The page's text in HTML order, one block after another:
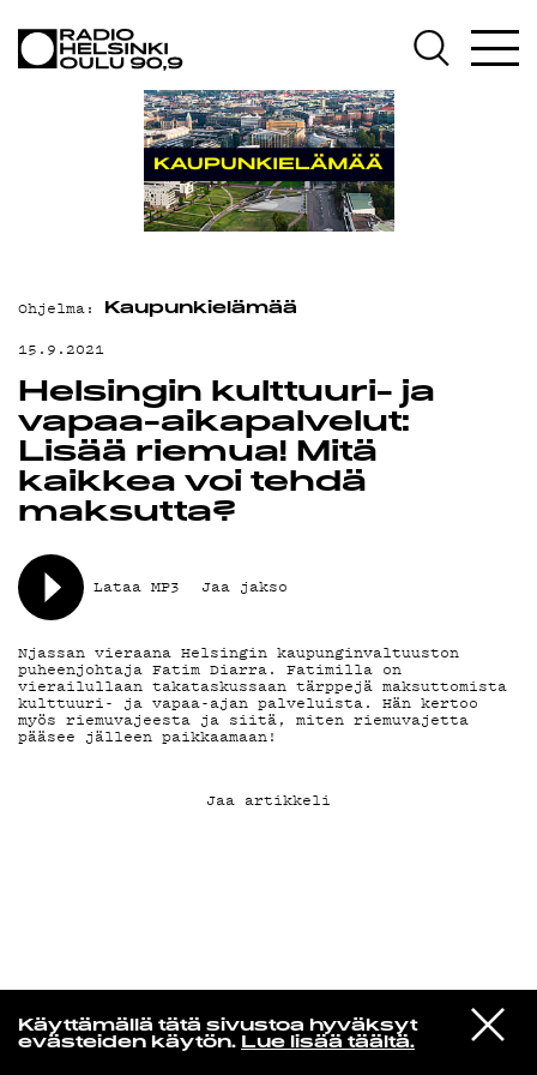
Käyttämällä tätä sivustoa hyväksyt
evästeiden käytön. Lue lisää täältä.
VIESTI
STUDIOON
Norpan maailma
AJANKOHTAISTA
OHJELMAT
TEKIJÄT
ON-DEMAND
MAINOSTA
YHTEYSTIEDOT
G LIVELAB
YSTÄVÄKLUBI
TIETOSUOJA
KIRJAUDU SISÄÄN
Ohjelma: Kaupunkielämää
15.9.2021
Helsingin kulttuuri- ja
vapaa-aikapalvelut:
Lisää riemua! Mitä
kaikkea voi tehdä
maksutta?
Lataa MP3 Jaa jakso
Njassan vieraana Helsingin kaupunginvaltuuston
puheenjohtaja Fatim Diarra. Fatimilla on
vierailullaan takataskussaan tärppejä maksuttomista
kulttuuri- ja vapaa-ajan palveluista. Hän kertoo
myös riemuvajeesta ja siitä, miten riemuvajetta
pääsee jälleen paikkaamaan!
Jaa artikkeli